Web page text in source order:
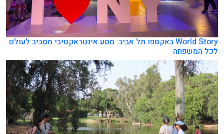
World Story באקספו תל אביב: מסע אינטראקטיבי מסביב לעולם
לכל המשפחה